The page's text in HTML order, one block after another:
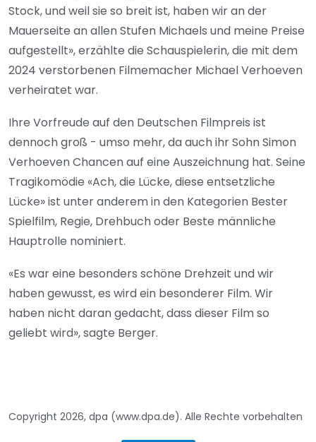
Stock, und weil sie so breit ist, haben wir an der
Mauerseite an allen Stufen Michaels und meine Preise
aufgestellt», erzählte die Schauspielerin, die mit dem
2024 verstorbenen Filmemacher Michael Verhoeven
verheiratet war.
Ihre Vorfreude auf den Deutschen Filmpreis ist
dennoch groß - umso mehr, da auch ihr Sohn Simon
Verhoeven Chancen auf eine Auszeichnung hat. Seine
Tragikomödie «Ach, die Lücke, diese entsetzliche
Lücke» ist unter anderem in den Kategorien Bester
Spielfilm, Regie, Drehbuch oder Beste männliche
Hauptrolle nominiert.
«Es war eine besonders schöne Drehzeit und wir
haben gewusst, es wird ein besonderer Film. Wir
haben nicht daran gedacht, dass dieser Film so
geliebt wird», sagte Berger.
Copyright 2026, dpa (www.dpa.de). Alle Rechte vorbehalten